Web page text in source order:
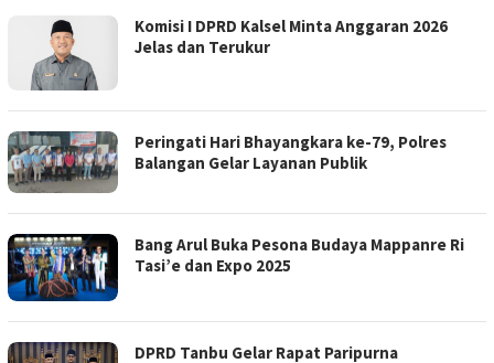
Komisi I DPRD Kalsel Minta Anggaran 2026
Jelas dan Terukur
Peringati Hari Bhayangkara ke-79, Polres
Balangan Gelar Layanan Publik
Bang Arul Buka Pesona Budaya Mappanre Ri
Tasi’e dan Expo 2025
DPRD Tanbu Gelar Rapat Paripurna